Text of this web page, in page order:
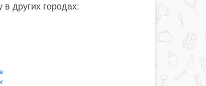
в других городах: